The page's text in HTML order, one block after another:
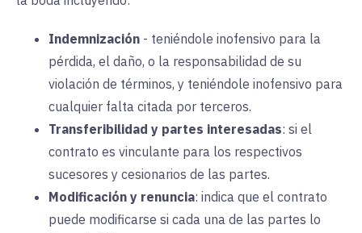
Indemnización - teniéndole inofensivo para la
pérdida, el daño, o la responsabilidad de su
violación de términos, y teniéndole inofensivo para
cualquier falta citada por terceros.
Transferibilidad y partes interesadas: si el
contrato es vinculante para los respectivos
sucesores y cesionarios de las partes.
Modificación y renuncia: indica que el contrato
puede modificarse si cada una de las partes lo